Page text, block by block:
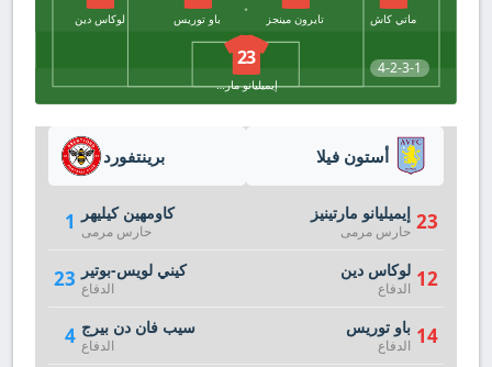
4-2-3-1
ماتي كاش تايرون مينجز باو توريس لوكاس دين
23
إيميليانو مارتينيز
برينتفورد
1 كاومهين كيليهر
حارس مرمى
23 كيني لويس-بوتير
الدفاع
4 سيب فان دن بيرج
الدفاع
أستون فيلا
23 إيميليانو مارتينيز
حارس مرمى
12 لوكاس دين
الدفاع
14 باو توريس
الدفاع